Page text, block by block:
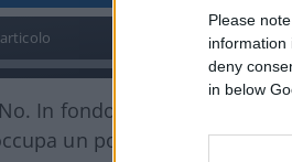
Please
information
deny
in below
In fondo è noto ormai a
un posto al sole nel